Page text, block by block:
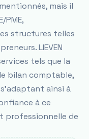
mais il
PME,
structures telles
LIEVEN
tels que la
bilan comptable,
ainsi à
à ce
professionnelle de